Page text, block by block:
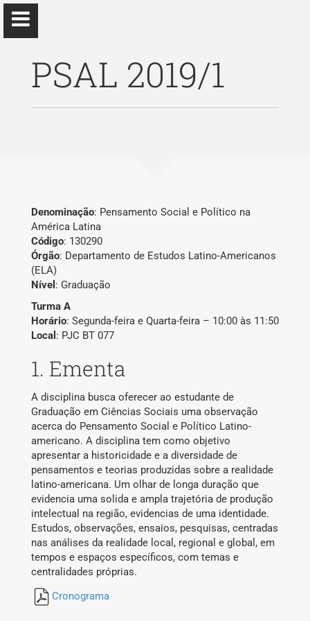
Ensino
Eventos
Pesquisa
Publicações
Blog
Contato
PSAL 2019/1
Denominação: Pensamento Social e Político na
América Latina
Código: 130290
Órgão: Departamento de Estudos Latino-Americanos
(ELA)
Nível : Graduação
Turma A
Horário: Segunda-feira e Quarta-feira – 10:00 às 11:50
Local : PJC BT 077
1. Ementa
A disciplina busca oferecer ao estudante de
Graduação em Ciências Sociais uma observação
acerca do Pensamento Social e Político Latino-
americano. A disciplina tem como objetivo
apresentar a historicidade e a diversidade de
pensamentos e teorias produzidas sobre a realidade
latino-americana. Um olhar de longa duração que
evidencia uma solida e ampla trajetória de produção
intelectual na região, evidencias de uma identidade.
Estudos, observações, ensaios, pesquisas, centradas
nas análises da realidade local, regional e global, em
tempos e espaços específicos, com temas e
centralidades próprias.
Cronograma